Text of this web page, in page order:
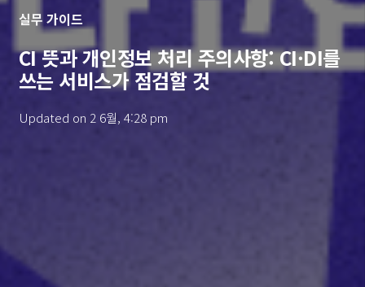
실무 가이드
CI 뜻과 개인정보 처리 주의사항: CI·DI를
쓰는 서비스가 점검할 것
Updated on 2 6월, 4:28 pm